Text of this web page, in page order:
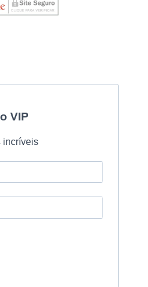
VIP
incríveis